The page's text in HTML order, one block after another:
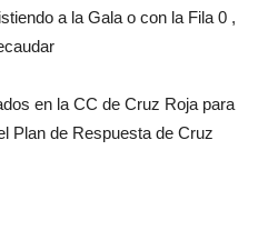
a la Gala o con la Fila 0 ,
en la CC de Cruz Roja para
Plan de Respuesta de Cruz